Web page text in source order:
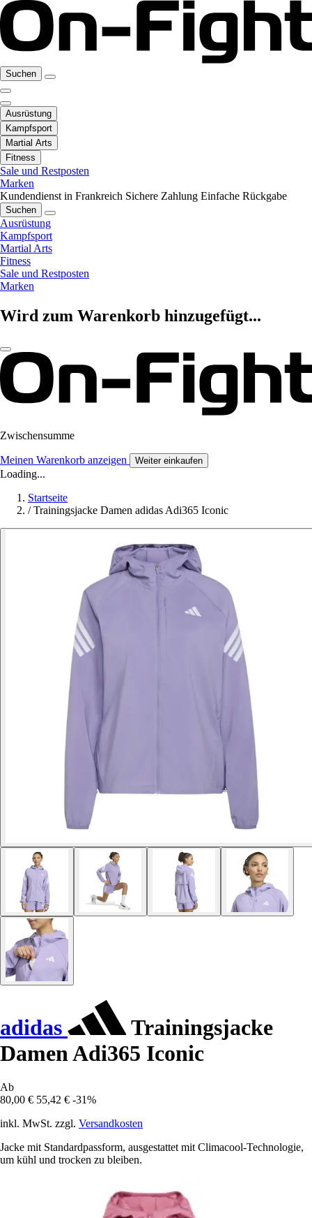
Suchen
Ausrüstung
Kampfsport
Martial Arts
Fitness
Sale und Restposten
Marken
Kundendienst in Frankreich Sichere Zahlung Einfache Rückgabe
Suchen
Ausrüstung
Kampfsport
Martial Arts
Fitness
Sale und Restposten
Marken
Wird zum Warenkorb hinzugefügt...
Zwischensumme
Meinen Warenkorb anzeigen Weiter einkaufen
Loading...
Startseite
/ Trainingsjacke Damen adidas Adi365 Iconic
adidas
Trainingsjacke
Damen Adi365 Iconic
Ab
80,00 € 55,42 € -31%
inkl. MwSt. zzgl. Versandkosten
Jacke mit Standardpassform, ausgestattet mit Climacool-Technologie,
um kühl und trocken zu bleiben.